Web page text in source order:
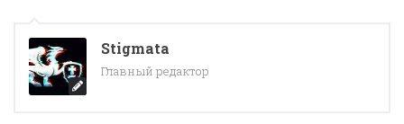
Stigmata
Главный редактор